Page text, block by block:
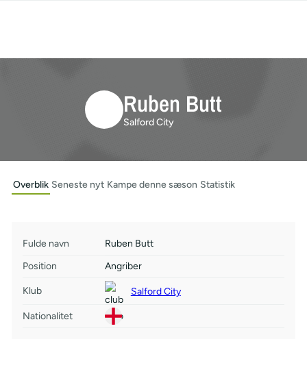
Ruben Butt
Salford City
Overblik Seneste nyt Kampe denne sæson Statistik
Fulde navn
Ruben Butt
Position
Angriber
Klub Salford City
Nationalitet